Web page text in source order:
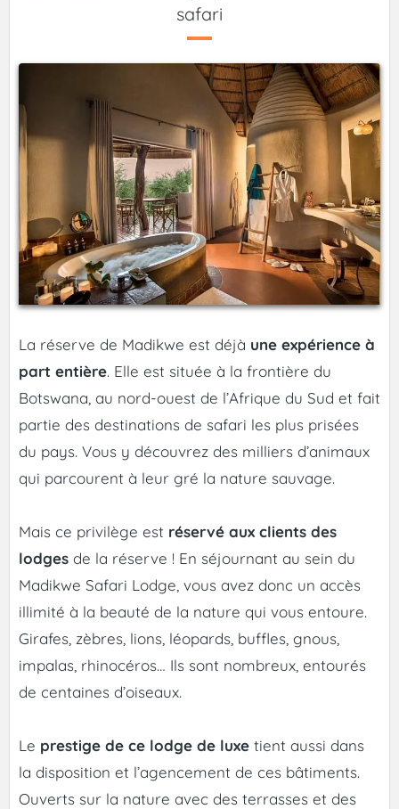
safari
La réserve de Madikwe est déjà une expérience à
part entière. Elle est située à la frontière du
Botswana, au nord-ouest de l’Afrique du Sud et fait
partie des destinations de safari les plus prisées
du pays. Vous y découvrez des milliers d’animaux
qui parcourent à leur gré la nature sauvage.
Mais ce privilège est réservé aux clients des
lodges de la réserve ! En séjournant au sein du
Madikwe Safari Lodge, vous avez donc un accès
illimité à la beauté de la nature qui vous entoure.
Girafes, zèbres, lions, léopards, buffles, gnous,
impalas, rhinocéros… Ils sont nombreux, entourés
de centaines d’oiseaux.
Le prestige de ce lodge de luxe tient aussi dans
la disposition et l’agencement de ces bâtiments.
Ouverts sur la nature avec des terrasses et des